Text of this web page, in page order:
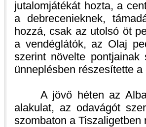
jutalomjátékát hozta, a
a debrecenieknek,
hozzá, csak az utolsó öt
a vendéglátók, az Olaj
szerint növelte
ünneplésben részesítette a
A jövő héten az
alakulat, az odavágót
szombaton a Tiszaligetben